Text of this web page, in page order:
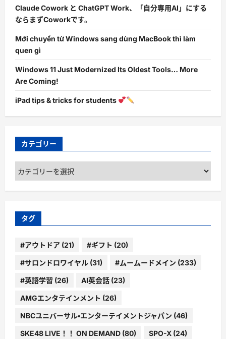
Claude Cowork と ChatGPT Work、「自分専用AI」にする
ならまずCoworkです。
Mới chuyển từ Windows sang dùng MacBook thì làm
quen gì
Windows 11 Just Modernized Its Oldest Tools… More
Are Coming!
iPad tips & tricks for students
カテゴリー
カ
テ
ゴ
ー
タグ
#アウトドア (21) #ギフト (20)
#サロンドロワイヤル (31) #ムームードメイン (233)
#英語学習 (26) AI英会話 (23)
AMGエンタテインメント (26)
NBCユニバーサル・エンターテイメントジャパン (46)
SKE48 LIVE！！ ON DEMAND (80) SPO-X (24)